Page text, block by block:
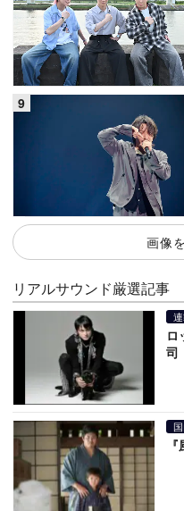
画像
リアルサウンド厳選記事
ロ
司